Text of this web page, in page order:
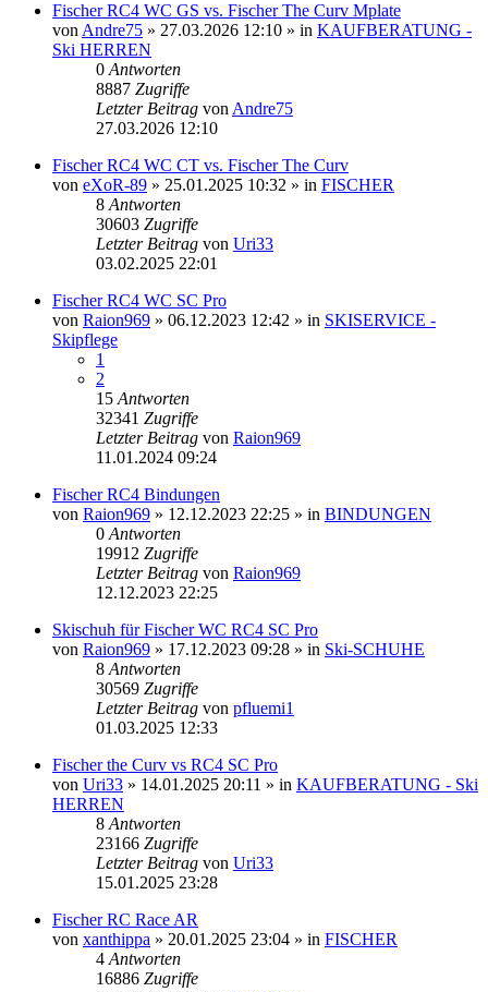
Fischer RC4 WC GS vs. Fischer The Curv Mplate
von Andre75 » 27.03.2026 12:10 » in KAUFBERATUNG -
Ski HERREN
0 Antworten
8887 Zugriffe
Letzter Beitrag von Andre75
27.03.2026 12:10
Fischer RC4 WC CT vs. Fischer The Curv
von eXoR-89 » 25.01.2025 10:32 » in FISCHER
8 Antworten
30603 Zugriffe
Letzter Beitrag von Uri33
03.02.2025 22:01
Fischer RC4 WC SC Pro
von Raion969 » 06.12.2023 12:42 » in SKISERVICE -
Skipflege
1
2
15 Antworten
32341 Zugriffe
Letzter Beitrag von Raion969
11.01.2024 09:24
Fischer RC4 Bindungen
von Raion969 » 12.12.2023 22:25 » in BINDUNGEN
0 Antworten
19912 Zugriffe
Letzter Beitrag von Raion969
12.12.2023 22:25
Skischuh für Fischer WC RC4 SC Pro
von Raion969 » 17.12.2023 09:28 » in Ski-SCHUHE
8 Antworten
30569 Zugriffe
Letzter Beitrag von pfluemi1
01.03.2025 12:33
Fischer the Curv vs RC4 SC Pro
von Uri33 » 14.01.2025 20:11 » in KAUFBERATUNG - Ski
HERREN
8 Antworten
23166 Zugriffe
Letzter Beitrag von Uri33
15.01.2025 23:28
Fischer RC Race AR
von xanthippa » 20.01.2025 23:04 » in FISCHER
4 Antworten
16886 Zugriffe